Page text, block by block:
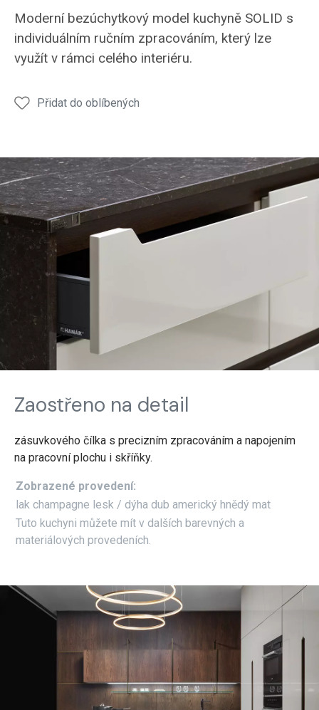
kuchyněkuchyně
SOLID
zásuvka
kuchyně
SOLID
kuchyně
SOLID
Moderní bezúchytkový model kuchyně SOLID s
individuálním ručním zpracováním, který lze
využít v rámci celého interiéru.
Přidat do oblíbených
Zaostřeno na detail
zásuvkového čílka s precizním zpracováním a napojením
na pracovní plochu i skříňky.
Zobrazené provedení:
lak champagne lesk / dýha dub americký hnědý mat
Tuto kuchyni můžete mít v dalších barevných a
materiálových provedeních.